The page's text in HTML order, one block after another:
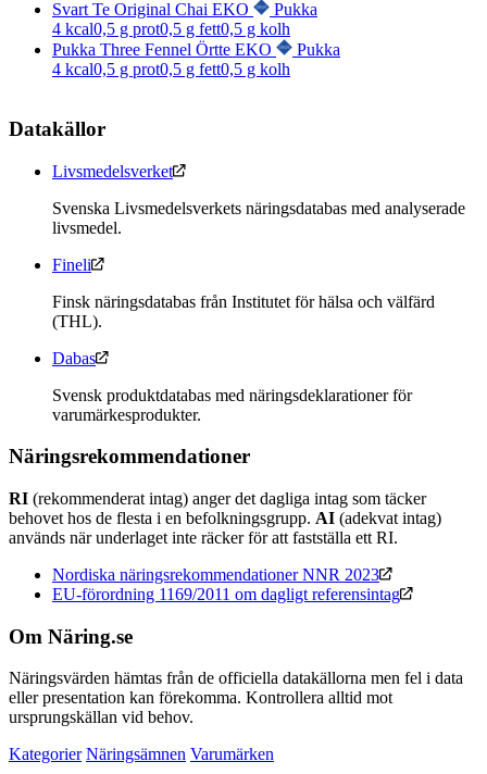
Svart Te Original Chai EKO
Pukka
4 kcal0,5 g prot0,5 g fett0,5 g kolh
Pukka Three Fennel Örtte EKO
Pukka
4 kcal0,5 g prot0,5 g fett0,5 g kolh
Datakällor
Livsmedelsverket
Svenska Livsmedelsverkets näringsdatabas med analyserade
livsmedel.
Fineli
Finsk näringsdatabas från Institutet för hälsa och välfärd
(THL).
Dabas
Svensk produktdatabas med näringsdeklarationer för
varumärkesprodukter.
Näringsrekommendationer
RI (rekommenderat intag) anger det dagliga intag som täcker
behovet hos de flesta i en befolkningsgrupp. AI (adekvat intag)
används när underlaget inte räcker för att fastställa ett RI.
Nordiska näringsrekommendationer NNR 2023
EU-förordning 1169/2011 om dagligt referensintag
Om Näring.se
Näringsvärden hämtas från de officiella datakällorna men fel i data
eller presentation kan förekomma. Kontrollera alltid mot
ursprungskällan vid behov.
Kategorier Näringsämnen Varumärken